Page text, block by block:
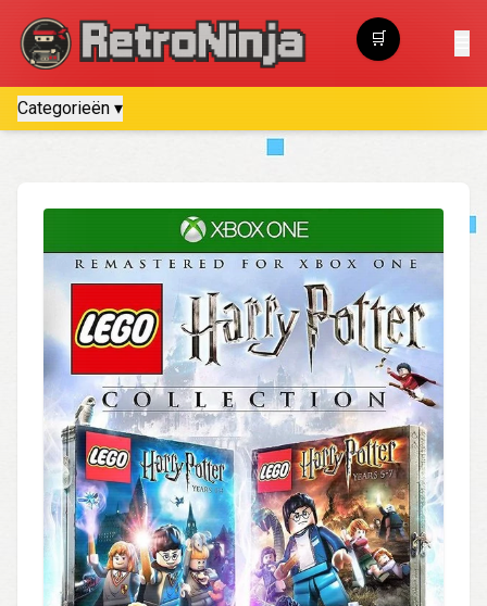
Categorieën ▾
🛒
Winkelwagen